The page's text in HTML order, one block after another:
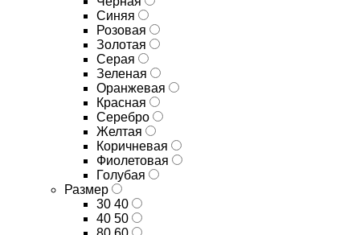
Синяя
Розовая
Золотая
Серая
Зеленая
Оранжевая
Красная
Серебро
Желтая
Коричневая
Фиолетовая
Голубая
Размер
30 40
40 50